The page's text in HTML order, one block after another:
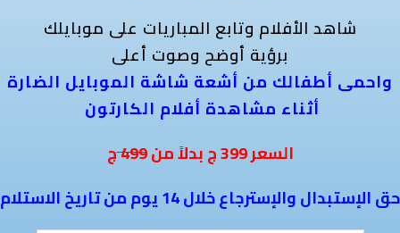
شاهد الأفلام وتابع المباريات على موبايلك
برؤية أوضح وصوت أعلى
واحمى أطفالك من أشعة شاشة الموبايل الضارة
أثناء مشاهدة أفلام الكارتون
السعر399ج بدلاً من499
حق الإستبدال والإسترجاع خلال 14 يوم من تاريخ الاستلام